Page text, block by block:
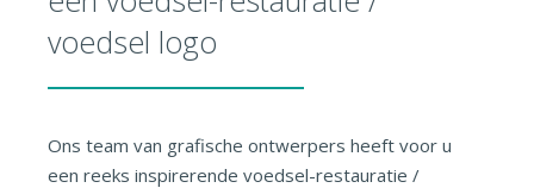
voedsel logo
Ons team van grafische ontwerpers heeft voor u
een reeks inspirerende voedsel-restauratie /